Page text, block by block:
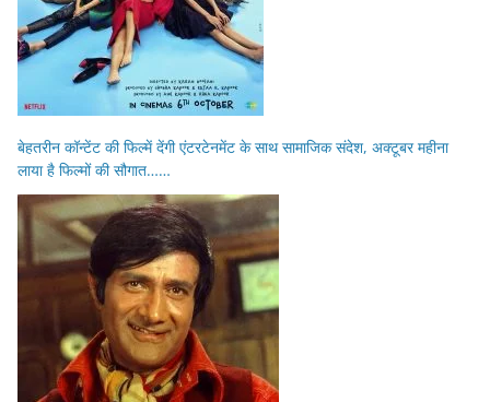
बेहतरीन कॉन्टेंट की फिल्में देंगी एंटरटेनमेंट के साथ सामाजिक संदेश, अक्टूबर महीना
लाया है फिल्मों की सौगात……